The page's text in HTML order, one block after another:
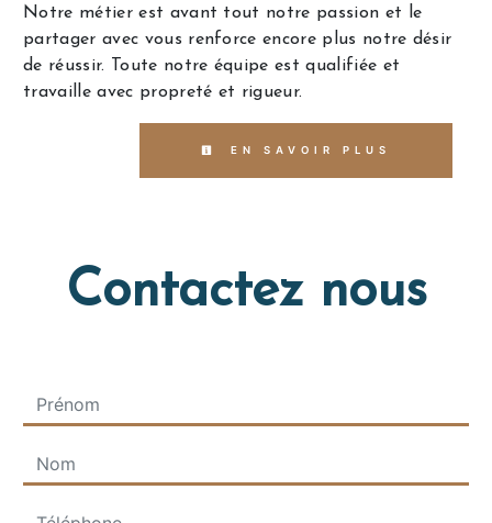
Notre métier est avant tout notre passion et le
partager avec vous renforce encore plus notre désir
de réussir. Toute notre équipe est qualifiée et
travaille avec propreté et rigueur.
EN SAVOIR PLUS
Contactez nous